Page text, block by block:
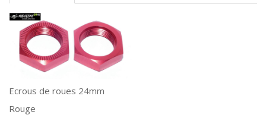
Ecrous de roues 24mm
Rouge